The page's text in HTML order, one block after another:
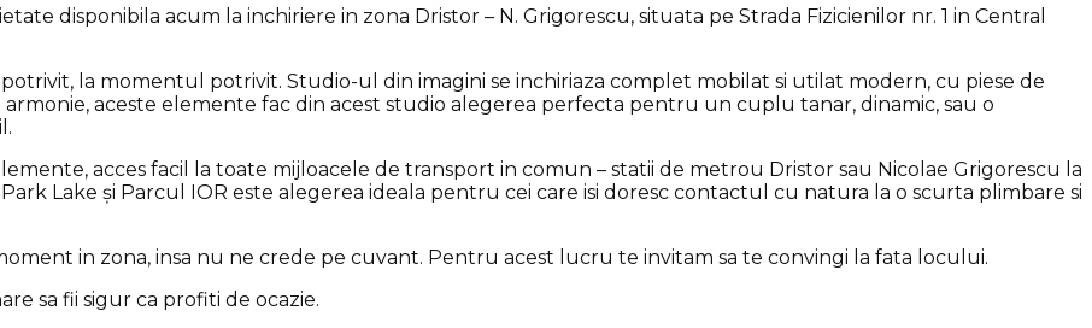
disponibila acum la inchiriere in zona Dristor – N. Grigorescu, situata pe Strada Fizicienilor nr. 1 in Central
la momentul potrivit. Studio-ul din imagini se inchiriaza complet mobilat si utilat modern, cu piese de
aceste elemente fac din acest studio alegerea perfecta pentru un cuplu tanar, dinamic, sau o
acces facil la toate mijloacele de transport in comun – statii de metrou Dristor sau Nicolae Grigorescu la
Lake și Parcul IOR este alegerea ideala pentru cei care isi doresc contactul cu natura la o scurta plimbare si
in zona, insa nu ne crede pe cuvant. Pentru acest lucru te invitam sa te convingi la fata locului.
sa fii sigur ca profiti de ocazie.